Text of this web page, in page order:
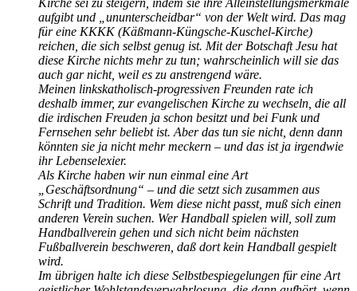
aufgibt und „ununterscheidbar“ von der Welt wird. Das mag
für eine KKKK (Käßmann-Küngsche-Kuschel-Kirche)
reichen, die sich selbst genug ist. Mit der Botschaft Jesu hat
diese Kirche nichts mehr zu tun; wahrscheinlich will sie das
auch gar nicht, weil es zu anstrengend wäre.
Meinen linkskatholisch-progressiven Freunden rate ich
deshalb immer, zur evangelischen Kirche zu wechseln, die all
die irdischen Freuden ja schon besitzt und bei Funk und
Fernsehen sehr beliebt ist. Aber das tun sie nicht, denn dann
könnten sie ja nicht mehr meckern – und das ist ja irgendwie
ihr Lebenselexier.
Als Kirche haben wir nun einmal eine Art
„Geschäftsordnung“ – und die setzt sich zusammen aus
Schrift und Tradition. Wem diese nicht passt, muß sich einen
anderen Verein suchen. Wer Handball spielen will, soll zum
Handballverein gehen und sich nicht beim nächsten
Fußballverein beschweren, daß dort kein Handball gespielt
wird.
Im übrigen halte ich diese Selbstbespiegelungen für eine Art